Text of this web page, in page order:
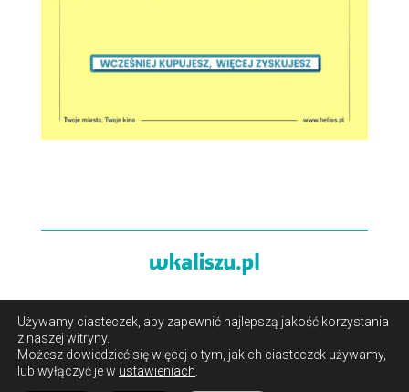
O portalu/Reklama/ Polityka prywatności i pliki cookies
/Kontakt
Używamy ciasteczek, aby zapewnić najlepszą jakość korzystania
z naszej witryny.
Możesz dowiedzieć się więcej o tym, jakich ciasteczek używamy,
lub wyłączyć je w ustawieniach